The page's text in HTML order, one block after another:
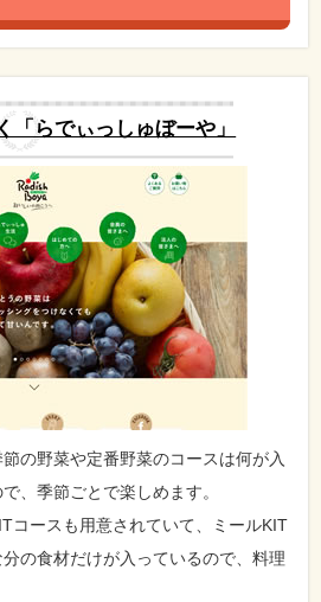
「らでぃっしゅぼーや」
の野菜や定番野菜のコースは何が入
、季節ごとで楽しめます。
コースも用意されていて、ミールKIT
の食材だけが入っているので、料理